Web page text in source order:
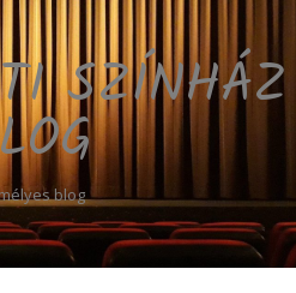
SZÍNHÁZ
blog